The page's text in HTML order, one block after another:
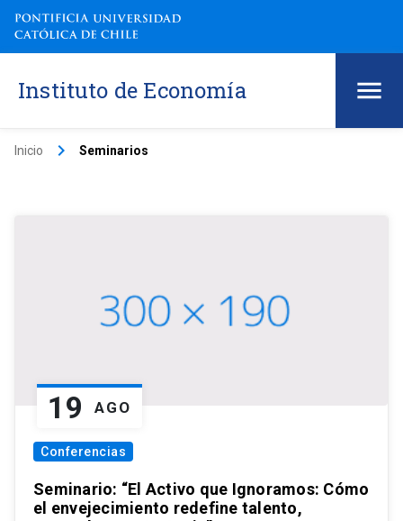
Instituto de Economía
Inicio keyboard_arrow_right Seminarios
19 AGO
Conferencias
Seminario: “El Activo que Ignoramos: Cómo
el envejecimiento redefine talento,